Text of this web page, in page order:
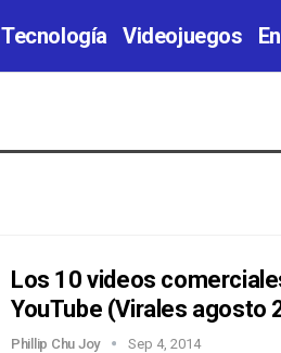
Tecnología Videojuegos
Los 10 videos
YouTube (Virales agosto
Phillip Chu Joy Sep 4, 2014